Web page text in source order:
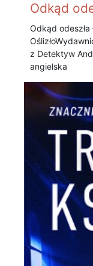
Odkąd
Odkąd odeszła
Oślizło
z Detektyw
angielska